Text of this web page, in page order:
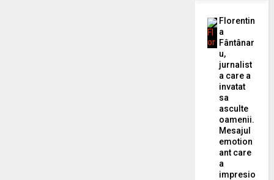
Florentin
a
Fântânar
u,
jurnalist
a care a
invatat
sa
asculte
oamenii.
Mesajul
emotion
ant care
a
impresio